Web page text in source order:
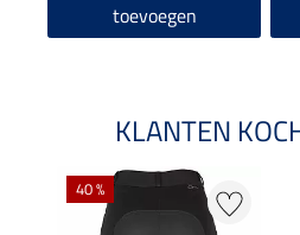
toevoegen
KLANTEN
40 %